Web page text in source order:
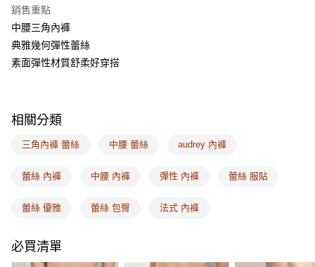
相關說明
【關於「AFTEE先享後付」】
AFTEE先享後付是「在收到商品之後才付款」的支付方式。 讓您購物簡單
１．簡單：不需註冊會員、不需綁卡、不需儲值。
【「AFTEE先享後付」結帳流程】
結帳頁面，進行簡訊認證並確認金額後，即可完成結帳。
ATM／網路銀行／等多元方式進行付款，方視為交易完成。
購買商品的店家。未經商家同意取消之訂單仍視為有效，需透過AFTEE先享
是否繳費成功／繳費後需取消欲退款等相關疑問，請聯繫「AFTEE先享後付
ATM付款
每筆NT$100，滿NT$1,500(含以上)免運費
付款後全家取貨
每筆NT$100，滿NT$1,500(含以上)免運費
每筆NT$100，滿NT$1,500(含以上)免運費
銷售重點
中腰三角內褲
典雅幾何彈性蕾絲
素面彈性材質舒柔好穿搭
相關分類
三角內褲 蕾絲 中腰 蕾絲 audrey 內褲
蕾絲 內褲 中腰 內褲 彈性 內褲 蕾絲 服貼
蕾絲 優雅 蕾絲 包臀 法式 內褲
必買清單